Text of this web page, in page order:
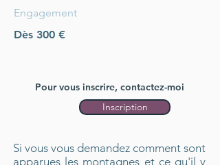
Engagement
Dès 300 €
Pour vous inscrire, contactez-moi
Inscription
Si vous vous demandez comment sont
apparues les montagnes et ce qu'il y